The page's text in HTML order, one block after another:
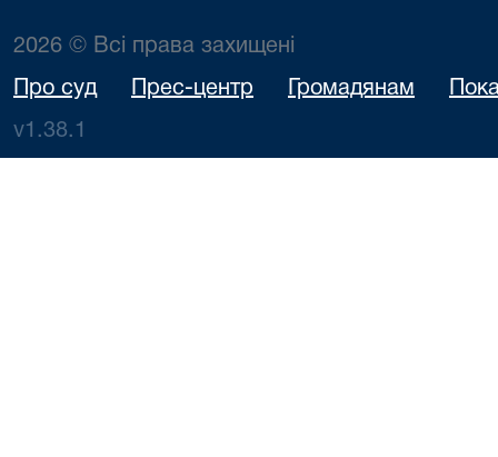
2026 © Всі права захищені
Про суд Прес-центр Громадянам
v1.38.1